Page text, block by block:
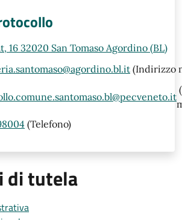
16 32020 San Tomaso Agordino (BL)
(Indirizzo
(Telefono)
di tutela